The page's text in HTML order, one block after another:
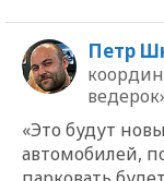
Петр
«Это будут
автомобилей,